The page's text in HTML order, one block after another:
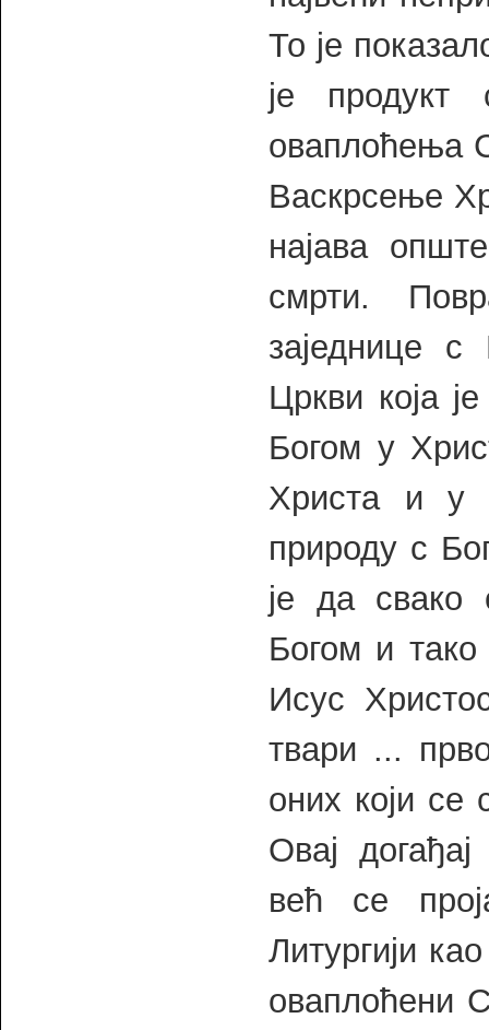
То је
је продукт
оваплоћења
Васкрсење
најава
смрти.
заједнице
Цркви која
Богом у
Христа и у
природу с
је да свако
Богом и
Исус
твари ...
оних који се
Овај
већ се
Литургији
оваплоћени